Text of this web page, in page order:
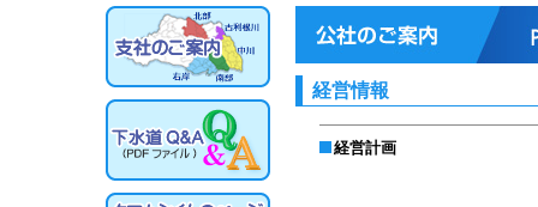
経営情報
経営計画